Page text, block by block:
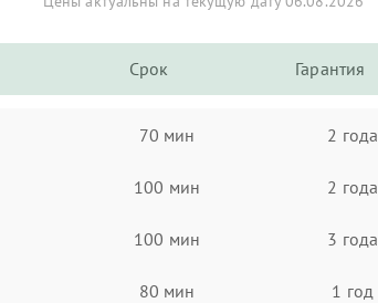
Срок Гарантия
70 мин 2 года
100 мин 2 года
100 мин 3 года
80 мин 1 год